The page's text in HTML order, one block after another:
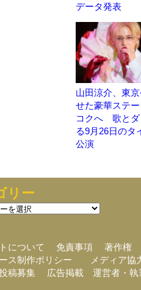
データ発表
山田涼介、東
せた豪華ステ
コクへ 歌とダ
る9月26日のタ
公演
リー
について 免責事項 著作権
ス制作ポリシー
メディア協
稿募集
広告掲載 運営者・執